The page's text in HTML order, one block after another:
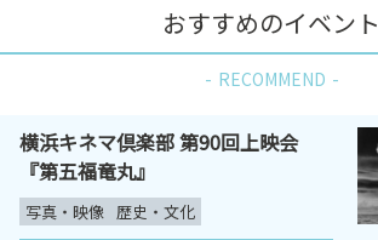
おすすめのイベント
RECOMMEND
横浜キネマ倶楽部 第90回上映会
『第五福竜丸』
写真・映像 歴史・文化